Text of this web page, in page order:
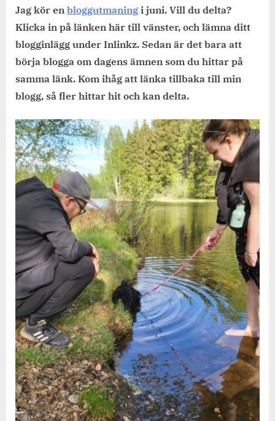
blir
på
stranden.
Berätta
om
dag
på
en
strand.
Jag kör en bloggutmaning i juni. Vill du delta?
Klicka in på länken här till vänster, och lämna ditt
blogginlägg under Inlinkz. Sedan är det bara att
börja blogga om dagens ämnen som du hittar på
samma länk. Kom ihåg att länka tillbaka till min
blogg, så fler hittar hit och kan delta.